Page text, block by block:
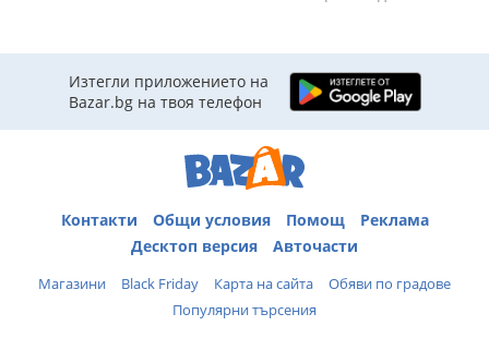
Изтегли приложението на
Bazar.bg на твоя телефон
Контакти Общи условия Помощ
Реклама
Десктоп версия
Авточасти
Магазини Black Friday Карта на сайта
Обяви по градове
Популярни търсения